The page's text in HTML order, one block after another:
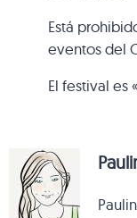
Está
eventos del
El festival es